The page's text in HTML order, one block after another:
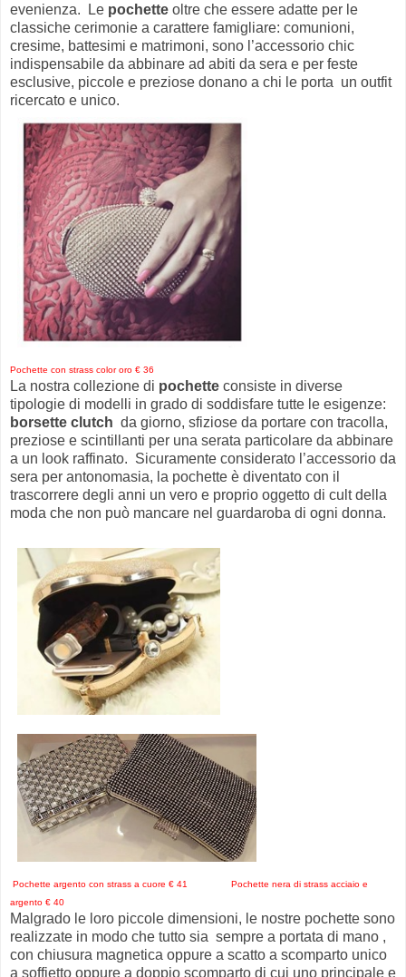
evenienza. Le pochette oltre che essere adatte per le
classiche cerimonie a carattere famigliare: comunioni,
cresime, battesimi e matrimoni, sono l’accessorio chic
indispensabile da abbinare ad abiti da sera e per feste
esclusive, piccole e preziose donano a chi le porta un outfit
ricercato e unico.
Pochette con strass color oro € 36
La nostra collezione di pochette consiste in diverse
tipologie di modelli in grado di soddisfare tutte le esigenze:
borsette clutch da giorno, sfiziose da portare con tracolla,
preziose e scintillanti per una serata particolare da abbinare
a un look raffinato. Sicuramente considerato l’accessorio da
sera per antonomasia, la pochette è diventato con il
trascorrere degli anni un vero e proprio oggetto di cult della
moda che non può mancare nel guardaroba di ogni donna.
Pochette argento con strass a cuore € 41 Pochette nera di strass acciaio e
argento € 40
Malgrado le loro piccole dimensioni, le nostre pochette sono
realizzate in modo che tutto sia sempre a portata di mano ,
con chiusura magnetica oppure a scatto a scomparto unico
a soffietto oppure a doppio scomparto di cui uno principale e